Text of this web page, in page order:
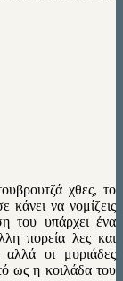
χθες, το
να νομίζεις
του υπάρχει ένα
πορεία λες και
οι μυριάδες
ως η κοιλάδα του